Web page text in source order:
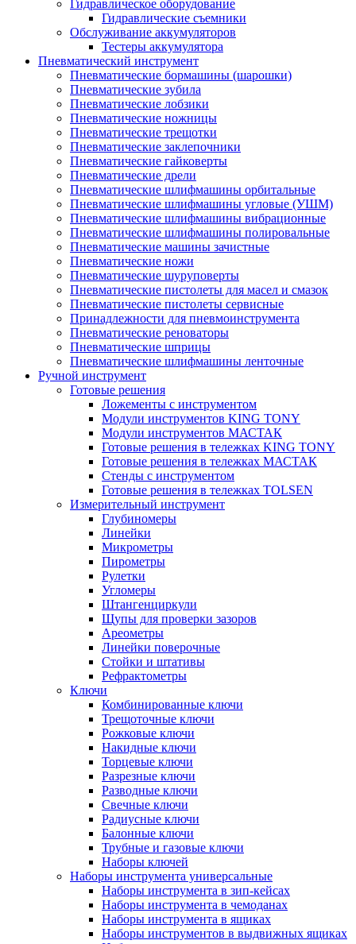
Гидравлическое оборудование
Гидравлические съемники
Обслуживание аккумуляторов
Тестеры аккумулятора
Пневматический инструмент
Пневматические бормашины (шарошки)
Пневматические зубила
Пневматические лобзики
Пневматические ножницы
Пневматические трещотки
Пневматические заклепочники
Пневматические гайковерты
Пневматические дрели
Пневматические шлифмашины орбитальные
Пневматические шлифмашины угловые (УШМ)
Пневматические шлифмашины вибрационные
Пневматические шлифмашины полировальные
Пневматические машины зачистные
Пневматические ножи
Пневматические шуруповерты
Пневматические пистолеты для масел и смазок
Пневматические пистолеты сервисные
Принадлежности для пневмоинструмента
Пневматические реноваторы
Пневматические шприцы
Пневматические шлифмашины ленточные
Ручной инструмент
Готовые решения
Ложементы с инструментом
Модули инструментов KING TONY
Модули инструментов МАСТАК
Готовые решения в тележках KING TONY
Готовые решения в тележках МАСТАК
Стенды с инструментом
Готовые решения в тележках TOLSEN
Измерительный инструмент
Глубиномеры
Линейки
Микрометры
Пирометры
Рулетки
Угломеры
Штангенциркули
Щупы для проверки зазоров
Ареометры
Линейки поверочные
Стойки и штативы
Рефрактометры
Ключи
Комбинированные ключи
Трещоточные ключи
Рожковые ключи
Накидные ключи
Торцевые ключи
Разрезные ключи
Разводные ключи
Свечные ключи
Радиусные ключи
Балонные ключи
Трубные и газовые ключи
Наборы ключей
Наборы инструмента универсальные
Наборы инструмента в зип-кейсах
Наборы инструмента в чемоданах
Наборы инструмента в ящиках
Наборы инструментов в выдвижных ящиках